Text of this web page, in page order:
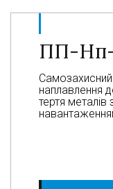
ПП-Нп-
наплавлення
тертя металів